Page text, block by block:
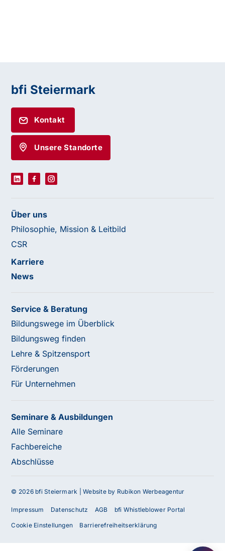
Haben Sie Fragen oder benötigen Sie
bfi Steiermark
Kontakt
Unsere Standorte
Über uns
Philosophie, Mission & Leitbild
CSR
Karriere
News
Service & Beratung
Bildungswege im Überblick
Bildungsweg finden
Lehre & Spitzensport
Förderungen
Für Unternehmen
Seminare & Ausbildungen
Alle Seminare
Fachbereiche
Abschlüsse
© 2026 bfi Steiermark |Website by Rubikon Werbeagentur
Impressum Datenschutz AGB bfi Whistleblower Portal
Cookie Einstellungen Barrierefreiheitserklärung